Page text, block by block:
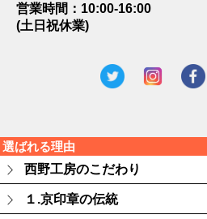
営業時間：10:00-16:00
(土日祝休業)
選ばれる理由
西野工房のこだわり
１.京印章の伝統